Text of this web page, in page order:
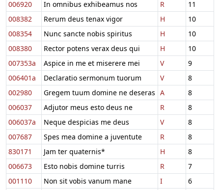
006920
In omnibus exhibeamus nos R
11
008382
Rerum deus tenax vigor H
10
008354
Nunc sancte nobis spiritus H
10
008380
Rector potens verax deus qui H
10
007353a
Aspice in me et miserere mei V
9
006401a
Declaratio sermonum tuorum V
8
002980
Gregem tuum domine ne deseras A
8
006037
Adjutor meus esto deus ne R
8
006037a
Neque despicias me deus V
8
007687
Spes mea domine a juventute R
8
830171
Jam ter quaternis* H
8
006673
Esto nobis domine turris R
7
001110
Non sit vobis vanum mane I
6